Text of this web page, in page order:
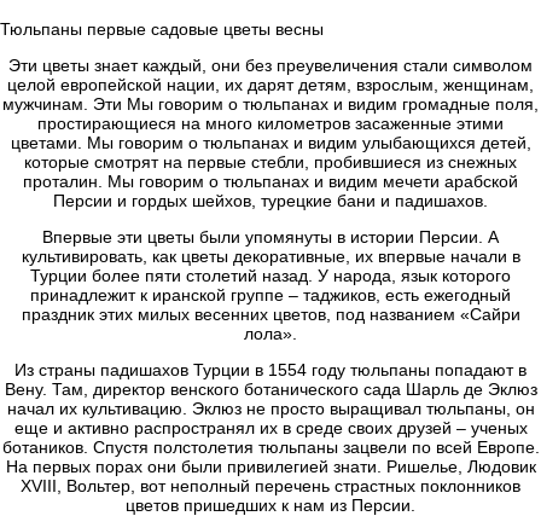
Тюльпаны первые садовые цветы весны
Эти цветы знает каждый, они без преувеличения стали символом
целой европейской нации, их дарят детям, взрослым, женщинам,
мужчинам. Эти Мы говорим о тюльпанах и видим громадные поля,
простирающиеся на много километров засаженные этими
цветами. Мы говорим о тюльпанах и видим улыбающихся детей,
которые смотрят на первые стебли, пробившиеся из снежных
проталин. Мы говорим о тюльпанах и видим мечети арабской
Персии и гордых шейхов, турецкие бани и падишахов.
Впервые эти цветы были упомянуты в истории Персии. А
культивировать, как цветы декоративные, их впервые начали в
Турции более пяти столетий назад. У народа, язык которого
принадлежит к иранской группе – таджиков, есть ежегодный
праздник этих милых весенних цветов, под названием «Сайри
лола».
Из страны падишахов Турции в 1554 году тюльпаны попадают в
Вену. Там, директор венского ботанического сада Шарль де Эклюз
начал их культивацию. Эклюз не просто выращивал тюльпаны, он
еще и активно распространял их в среде своих друзей – ученых
ботаников. Спустя полстолетия тюльпаны зацвели по всей Европе.
На первых порах они были привилегией знати. Ришелье, Людовик
XVIII, Вольтер, вот неполный перечень страстных поклонников
цветов пришедших к нам из Персии.